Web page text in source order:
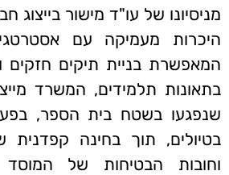
מניסיונו של עו"ד מישור בייצוג
היכרות מעמיקה עם
המאפשרת בניית תיקים חזקים
בתאונות תלמידים, המשרד
שנפגעו בשטח בית הספר,
בטיולים, תוך בחינה קפדנית
וחובות הבטיחות של המוסד